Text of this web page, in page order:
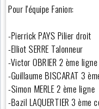
Pour l'équipe Fanion:
-Pierrick PAYS Pilier droit
-Elliot SERRE Talonneur
-Victor OBRIER 2 ème
-Guillaume BISCARAT 3
-Simon MERLE 2 ème ligne
-Bazil LAQUERTIER 3 ème